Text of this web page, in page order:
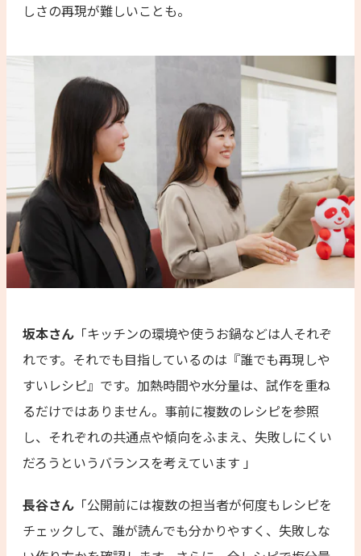
しさの再現が難しいことも。
坂本さん 「キッチンの環境や使うお鍋などは人それぞ
れです。それでも目指しているのは『誰でも再現しや
すいレシピ』です。加熱時間や水分量は、試作を重ね
るだけではありません。事前に複数のレシピを参照
し、それぞれの共通点や傾向をふまえ、失敗しにくい
だろうというバランスを考えています 」
長谷さん 「公開前には複数の担当者が何度もレシピを
チェックして、誰が読んでも分かりやすく、失敗しな